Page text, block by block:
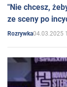
"Nie chcesz,
ze sceny po
Rozrywka04.03.2025